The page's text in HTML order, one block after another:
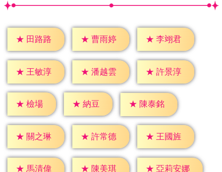
★ 田路路 ★ 曹雨婷 ★ 李翊君
★ 王敏淳 ★ 潘越雲 ★ 許景淳
★ 檢場 ★ 納豆 ★ 陳泰銘
★ 關之琳 ★ 許常德 ★ 王國旌
★ 馬清偉 ★ 陳美琪 ★ 亞莉安娜